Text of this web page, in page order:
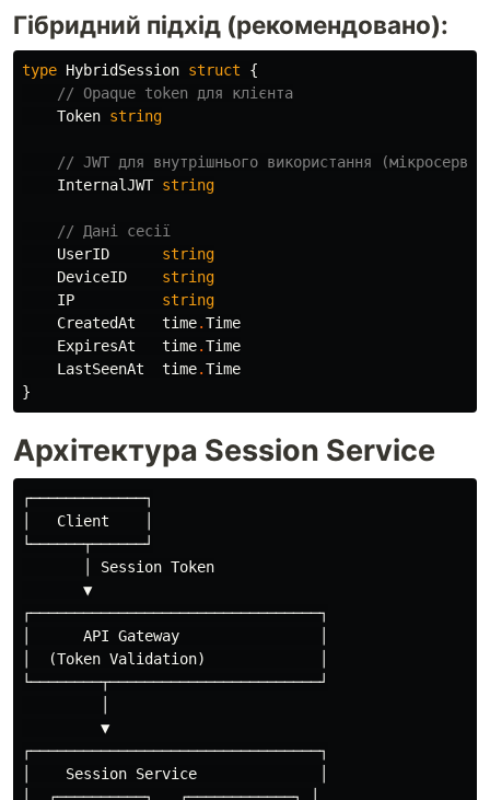
Гібридний підхід (рекомендовано):
type HybridSession struct
{
// Opaque token для клієнта
Token string
// JWT для внутрішнього використання
InternalJWT string
// Дані сесії
UserID
string
DeviceID
string
IP
string
CreatedAt
time.Time
ExpiresAt
time.Time
LastSeenAt
time.Time
}
Архітектура Session Service
┌─────────────┐
│   Client    │
└──────┬──────┘
       │ Session Token
       ▼
┌─────────────────────────────────┐
│      API Gateway                │
│  (Token Validation)             │
└────────┬────────────────────────┘
         ▼
┌─────────────────────────────────┐
│    Session Service              │